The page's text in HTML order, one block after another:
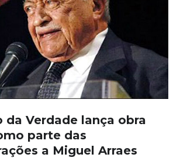
da Verdade lança obra
parte das
a Miguel Arraes